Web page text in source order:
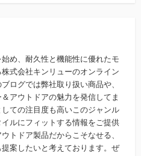
め、耐久性と機能性に優れたモ
式会社キンリューのオンライン
ログでは弊社取り扱い商品や、
アウトドアの魅力を発信してま
ての注目度も高いこのジャンル
ルにフィットする情報をご提供
トドア製品だからこそなせる、
案したいと考えております。ぜ